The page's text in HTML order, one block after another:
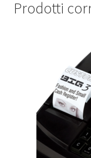
Prodotti